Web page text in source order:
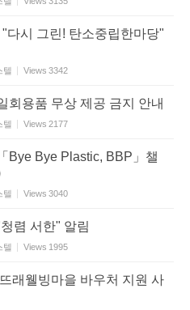
다시 그린! 탄소중립한마당"
텔 Views 3342
회용품 무상 제공 금지 안내
텔 Views 2177
Bye Bye Plastic, BBP」챌
텔 Views 3040
렴 서한" 알림
텔 Views 1995
래웰빙마을 바우처 지원 사